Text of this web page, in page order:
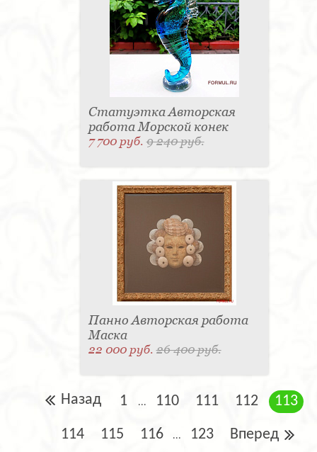
Статуэтка Авторская
работа Морской конек
7 700 руб.9 240 руб.
Панно Авторская работа
Маска
22 000 руб.26 400 руб.
Назад 1 ... 110 111 112 113
114 115 116 ... 123 Вперед